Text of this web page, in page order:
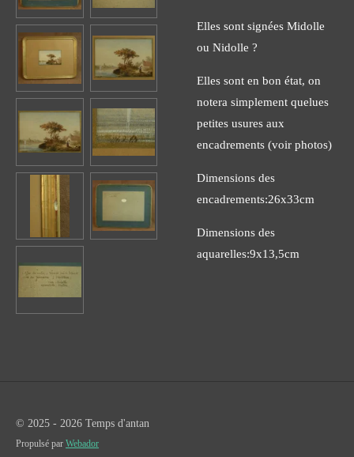
Elles sont signées Midolle
ou Nidolle ?
Elles sont en bon état, on
notera simplement quelues
petites usures aux
encadrements (voir photos)
Dimensions des
encadrements:26x33cm
Dimensions des
aquarelles:9x13,5cm
© 2025 - 2026 Temps d'antan
Propulsé par Webador